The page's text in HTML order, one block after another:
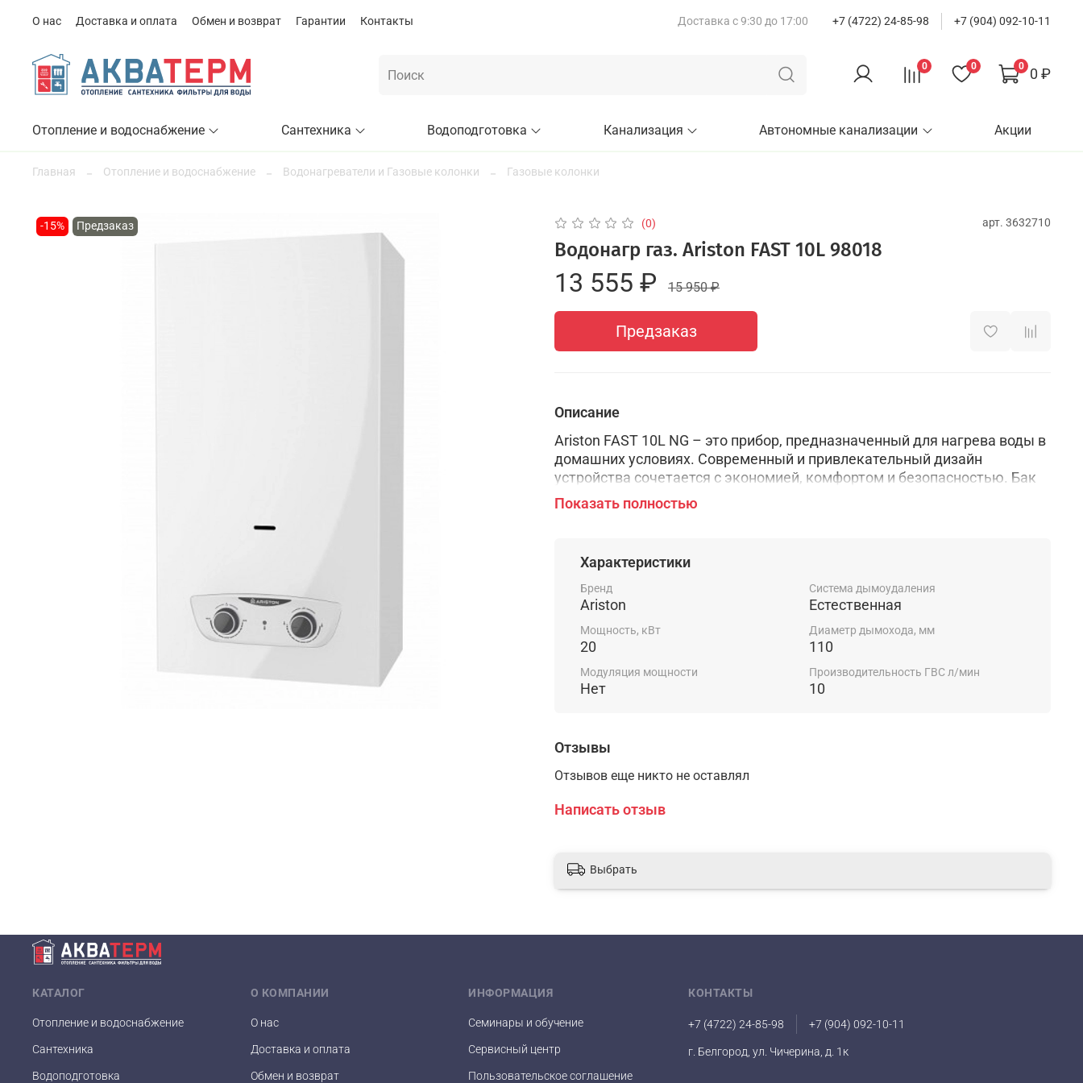
О нас Доставка и оплата Обмен и возврат Гарантии Контакты Доставка с 9:30 до 17:00 +7 (4722) 24-85-98 +7 (904) 092-10-11
0 0 0 0 ₽
Отопление и водоснабжение Сантехника Водоподготовка Канализация Автономные канализации Акции
Главная Отопление и водоснабжение Водонагреватели и Газовые колонки Газовые колонки
-15% Предзаказ (0) арт. 3632710
Водонагр газ. Ariston FAST 10L 98018
13 555 ₽ 15 950 ₽
Предзаказ
Описание
Ariston FAST 10L NG – это прибор, предназначенный для нагрева воды в
домашних условиях. Современный и привлекательный дизайн
устройства сочетается с экономией, комфортом и безопасностью. Бак
для воды изготовлен из прочной эмалированной стали. Настенная
газовая колонка имеет механическое управление, открытую камеру
Высокая мощность устройства обеспечивает быструю работу.
Характеристики и преимущества газовой колонки FAST 10L NG:
• Производительность ГВС 10 л/мин (∆Т=25°С)
• Комфортная температура при низком расходе воды
Показать полностью
Характеристики
Бренд
Ariston
Система дымоудаления
Естественная
Мощность, кВт
20
Диаметр дымохода, мм
110
Модуляция мощности
Нет
Производительность ГВС л/мин
10
Отзывы
Отзывов еще никто не оставлял
Написать отзыв
Выбрать
КАТАЛОГ
Отопление и водоснабжение
Сантехника
Водоподготовка
О КОМПАНИИ
О нас
Доставка и оплата
Обмен и возврат
ИНФОРМАЦИЯ
Семинары и обучение
Сервисный центр
Пользовательское соглашение
КОНТАКТЫ
+7 (4722) 24-85-98 +7 (904) 092-10-11
г. Белгород, ул. Чичерина, д. 1к